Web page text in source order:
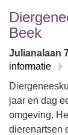
Beek
Julianalaan
informatie
jaar en dag
omgeving.
dierenartsen